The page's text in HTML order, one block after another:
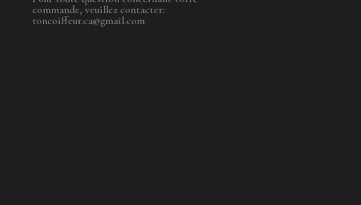
commande, veuillez contacter:
toncoiffeur.ca@gmail.com